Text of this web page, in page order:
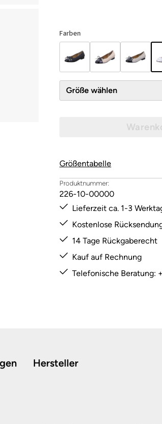
Farben
Größe wählen
Größentabelle
Produktnummer:
226-10-00000
Lieferzeit ca. 1-3
Kostenlose
14 Tage Rückgaberecht
Kauf auf Rechnung
Telefonische Beratung:
Hersteller